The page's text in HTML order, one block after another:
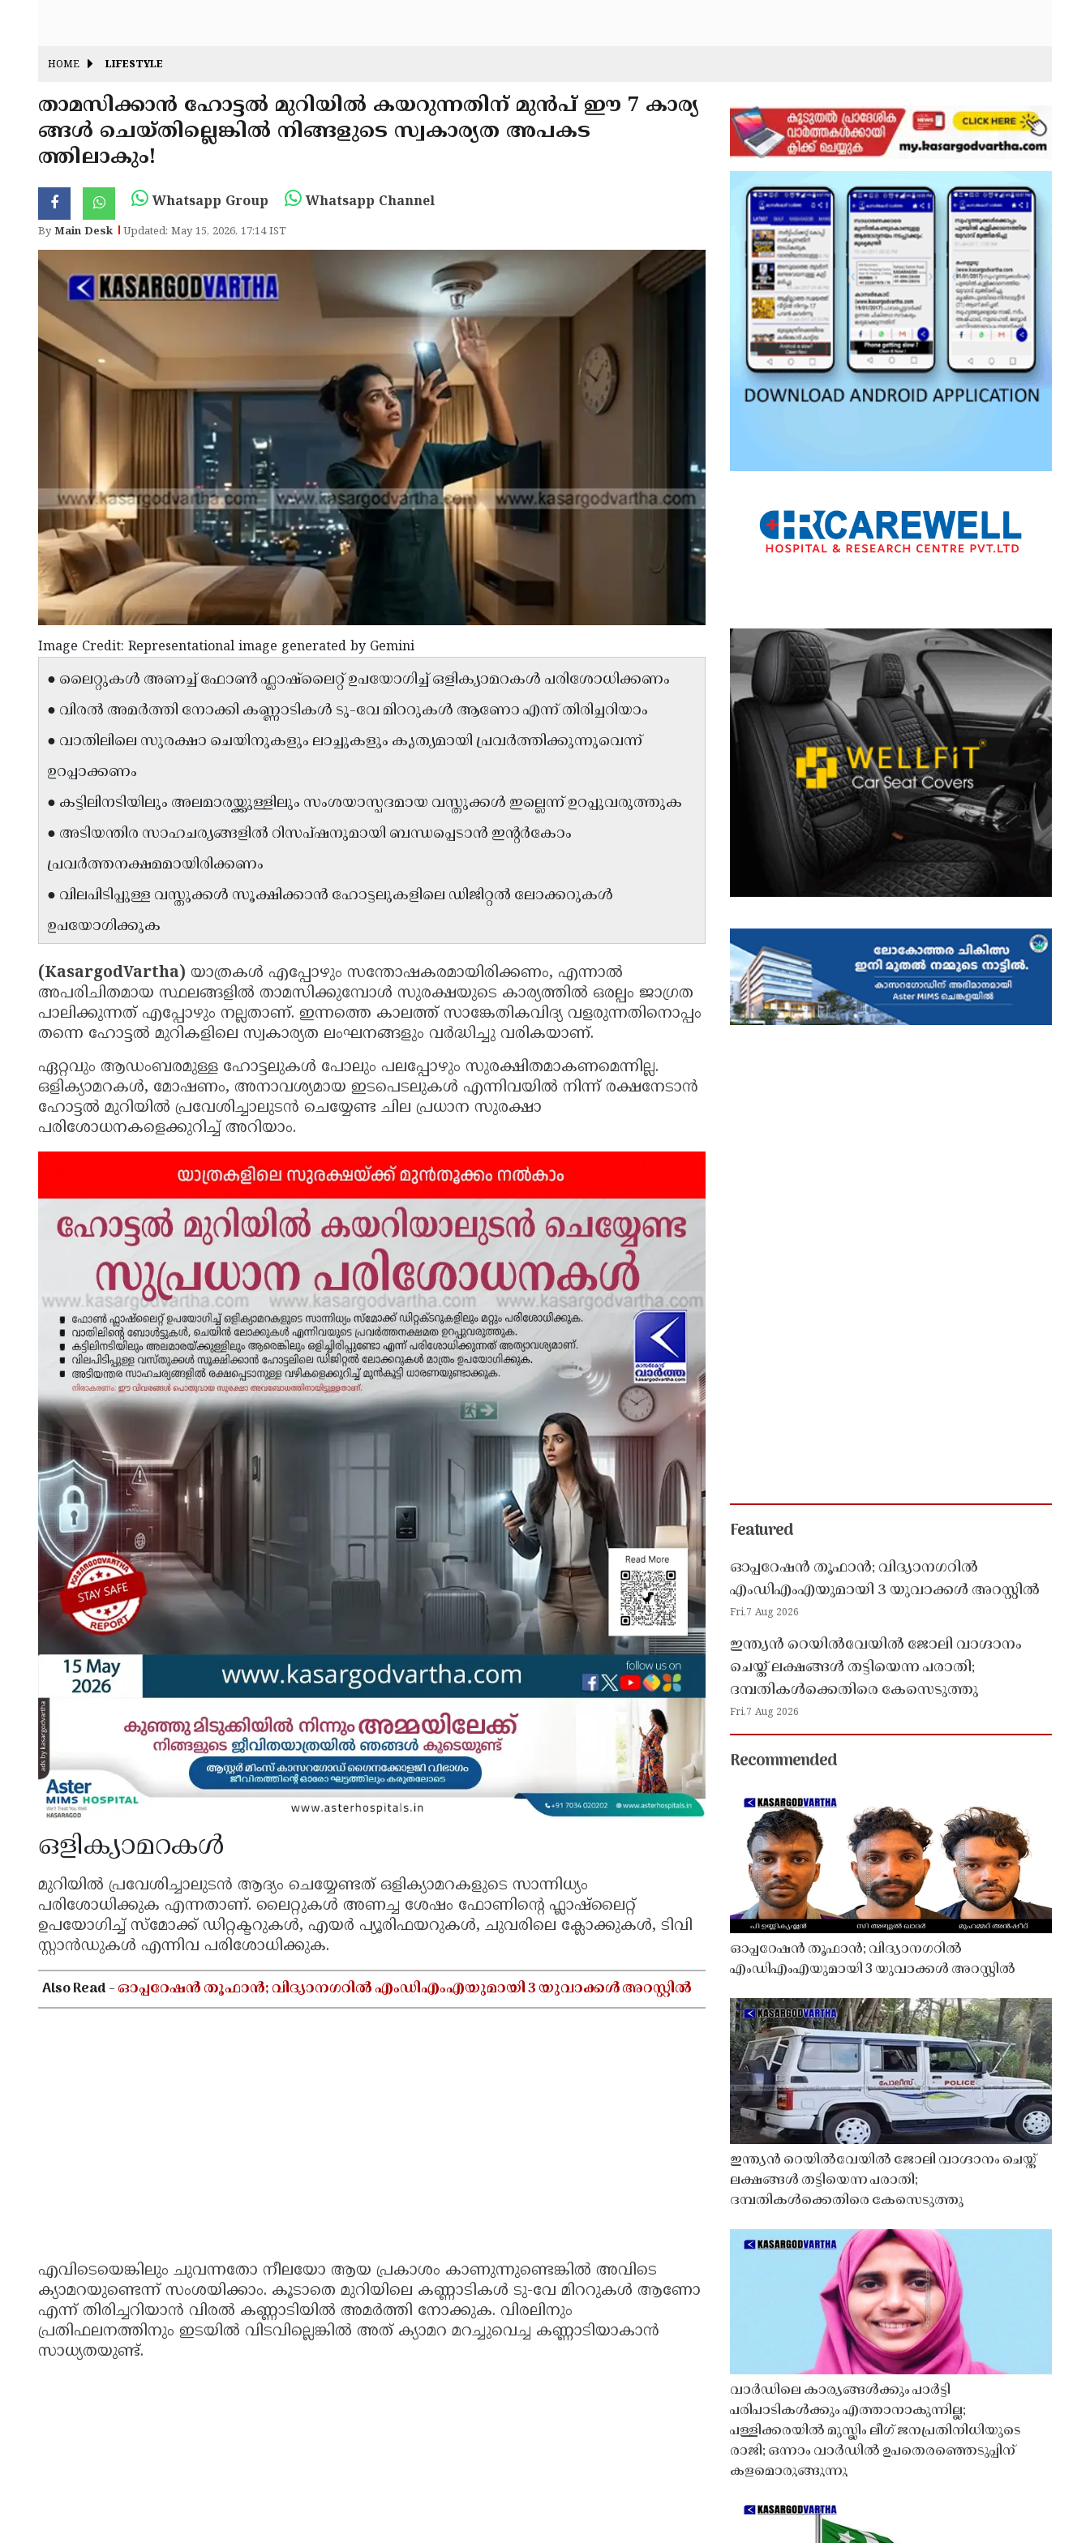
HOME LIFESTYLE
താമസിക്കാൻ ഹോട്ടൽ മുറിയിൽ കയറുന്നതിന് മുൻപ് ഈ 7 കാര്യ
ങ്ങൾ ചെയ്തില്ലെങ്കിൽ നിങ്ങളുടെ സ്വകാര്യത അപകട
ത്തിലാകും!
Whatsapp Group Whatsapp Channel
ByMain Desk Updated: May 15, 2026, 17:14 IST
Image Credit: Representational image generated by Gemini
● ലൈറ്റുകൾ അണച്ച് ഫോൺ ഫ്ലാഷ്‌ലൈറ്റ് ഉപയോഗിച്ച് ഒളിക്യാമറകൾ പരിശോധിക്കണം
● വിരൽ അമർത്തി നോക്കി കണ്ണാടികൾ ടു-വേ മിററുകൾ ആണോ എന്ന് തിരിച്ചറിയാം
● വാതിലിലെ സുരക്ഷാ ചെയിനുകളും ലാച്ചുകളും കൃത്യമായി പ്രവർത്തിക്കുന്നുവെന്ന്
ഉറപ്പാക്കണം
● കട്ടിലിനടിയിലും അലമാരയ്ക്കുള്ളിലും സംശയാസ്പദമായ വസ്തുക്കൾ ഇല്ലെന്ന് ഉറപ്പുവരുത്തുക
● അടിയന്തിര സാഹചര്യങ്ങളിൽ റിസപ്ഷനുമായി ബന്ധപ്പെടാൻ ഇൻ്റർകോം
പ്രവർത്തനക്ഷമമായിരിക്കണം
● വിലപിടിപ്പുള്ള വസ്തുക്കൾ സൂക്ഷിക്കാൻ ഹോട്ടലുകളിലെ ഡിജിറ്റൽ ലോക്കറുകൾ
ഉപയോഗിക്കുക
(KasargodVartha) യാത്രകൾ എപ്പോഴും സന്തോഷകരമായിരിക്കണം, എന്നാൽ
അപരിചിതമായ സ്ഥലങ്ങളിൽ താമസിക്കുമ്പോൾ സുരക്ഷയുടെ കാര്യത്തിൽ ഒരല്പം ജാഗ്രത
പാലിക്കുന്നത് എപ്പോഴും നല്ലതാണ്. ഇന്നത്തെ കാലത്ത് സാങ്കേതികവിദ്യ വളരുന്നതിനൊപ്പം
തന്നെ ഹോട്ടൽ മുറികളിലെ സ്വകാര്യത ലംഘനങ്ങളും വർദ്ധിച്ചു വരികയാണ്.
ഏറ്റവും ആഡംബരമുള്ള ഹോട്ടലുകൾ പോലും പലപ്പോഴും സുരക്ഷിതമാകണമെന്നില്ല.
ഒളിക്യാമറകൾ, മോഷണം, അനാവശ്യമായ ഇടപെടലുകൾ എന്നിവയിൽ നിന്ന് രക്ഷനേടാൻ
ഹോട്ടൽ മുറിയിൽ പ്രവേശിച്ചാലുടൻ ചെയ്യേണ്ട ചില പ്രധാന സുരക്ഷാ
പരിശോധനകളെക്കുറിച്ച് അറിയാം.
ഒളിക്യാമറകൾ
മുറിയിൽ പ്രവേശിച്ചാലുടൻ ആദ്യം ചെയ്യേണ്ടത് ഒളിക്യാമറകളുടെ സാന്നിധ്യം
പരിശോധിക്കുക എന്നതാണ്. ലൈറ്റുകൾ അണച്ച ശേഷം ഫോണിന്റെ ഫ്ലാഷ്‌ലൈറ്റ്
ഉപയോഗിച്ച് സ്മോക്ക് ഡിറ്റക്ടറുകൾ, എയർ പ്യൂരിഫയറുകൾ, ചുവരിലെ ക്ലോക്കുകൾ, ടിവി
സ്റ്റാൻഡുകൾ എന്നിവ പരിശോധിക്കുക.
Also Read -ഓപ്പറേഷൻ തൂഫാൻ; വിദ്യാനഗറിൽ എംഡിഎംഎയുമായി 3 യുവാക്കൾ അറസ്റ്റിൽ
എവിടെയെങ്കിലും ചുവന്നതോ നീലയോ ആയ പ്രകാശം കാണുന്നുണ്ടെങ്കിൽ അവിടെ
ക്യാമറയുണ്ടെന്ന് സംശയിക്കാം. കൂടാതെ മുറിയിലെ കണ്ണാടികൾ ടു-വേ മിററുകൾ ആണോ
എന്ന് തിരിച്ചറിയാൻ വിരൽ കണ്ണാടിയിൽ അമർത്തി നോക്കുക. വിരലിനും
പ്രതിഫലനത്തിനും ഇടയിൽ വിടവില്ലെങ്കിൽ അത് ക്യാമറ മറച്ചുവെച്ച കണ്ണാടിയാകാൻ
സാധ്യതയുണ്ട്.
Featured
ഓപ്പറേഷൻ തൂഫാൻ; വിദ്യാനഗറിൽ
എംഡിഎംഎയുമായി 3 യുവാക്കൾ അറസ്റ്റിൽ
Fri,7 Aug 2026
ഇന്ത്യൻ റെയിൽവേയിൽ ജോലി വാഗ്ദാനം
ചെയ്ത് ലക്ഷങ്ങൾ തട്ടിയെന്ന പരാതി;
ദമ്പതികൾക്കെതിരെ കേസെടുത്തു
Fri,7 Aug 2026
Recommended
ഓപ്പറേഷൻ തൂഫാൻ; വിദ്യാനഗറിൽ
എംഡിഎംഎയുമായി 3 യുവാക്കൾ അറസ്റ്റിൽ
ഇന്ത്യൻ റെയിൽവേയിൽ ജോലി വാഗ്ദാനം ചെയ്ത്
ലക്ഷങ്ങൾ തട്ടിയെന്ന പരാതി;
ദമ്പതികൾക്കെതിരെ കേസെടുത്തു
വാർഡിലെ കാര്യങ്ങൾക്കും പാർട്ടി
പരിപാടികൾക്കും എത്താനാകുന്നില്ല;
പള്ളിക്കരയിൽ മുസ്ലിം ലീഗ് ജനപ്രതിനിധിയുടെ
രാജി; ഒന്നാം വാർഡിൽ ഉപതെരഞ്ഞെടുപ്പിന്
കളമൊരുങ്ങുന്നു